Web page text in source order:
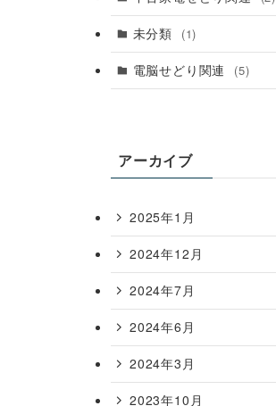
未分類 (1)
電脳せどり関連 (5)
アーカイブ
2025年1月
2024年12月
2024年7月
2024年6月
2024年3月
2023年10月